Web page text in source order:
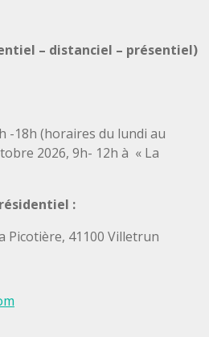
– distanciel – présentiel)
-18h (horaires du lundi au
2026, 9h- 12h à « La
:
Picotière, 41100 Villetrun